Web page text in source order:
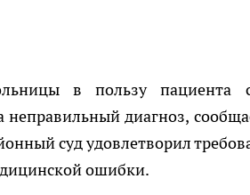
в пользу пациента
диагноз,
суд удовлетворил
ошибки.